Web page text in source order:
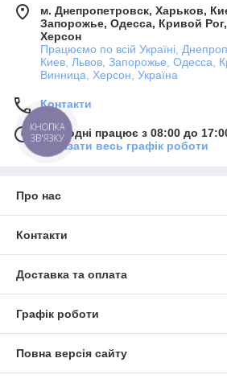
м. Днепропетровск, Харьков,
Запорожье, Одесса, Кривой
Херсон
Працюємо по всій Україні,
Киев, Львов, Запорожье, Одесса,
Винница, Херсон, Україна
Контакти
Сьогодні працює з 08:00 до
Показати весь графік роботи
Про нас
Контакти
Доставка та оплата
Графік роботи
Повна версія сайту